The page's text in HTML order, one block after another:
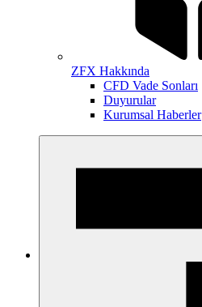
ZFX Hakkında
CFD Vade Sonları
Duyurular
Kurumsal Haberler